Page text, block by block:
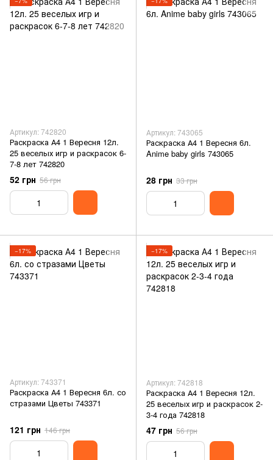
Артикул: 742820
Раскраска А4 1 Вересня 12л.
25 веселых игр и раскрасок 6-
7-8 лет 742820
52 грн 56 грн
Артикул: 743065
Раскраска А4 1 Вересня 6л.
Anime baby girls 743065
28 грн 33 грн
−17%
Артикул: 743371
Раскраска А4 1 Вересня 6л. со
стразами Цветы 743371
121 грн 146 грн
−17%
Артикул: 742818
Раскраска А4 1 Вересня 12л.
25 веселых игр и раскрасок 2-
3-4 года 742818
47 грн 56 грн